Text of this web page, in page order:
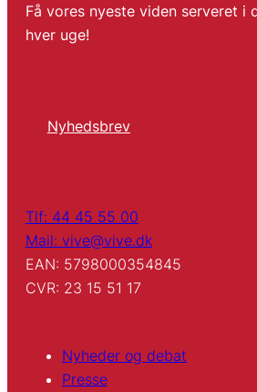
Få vores nyeste viden serveret i
hver uge!
Nyhedsbrev
Tlf: 44 45 55 00
Mail: vive@vive.dk
EAN: 5798000354845
CVR: 23 15 51 17
Nyheder og debat
Presse